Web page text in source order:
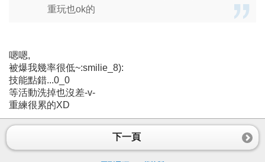
重玩也ok的
嗯嗯,
被爆我幾率很低~:smilie_8):
技能點錯...0_0
等活動洗掉也沒差-v-
重練很累的XD
下一頁